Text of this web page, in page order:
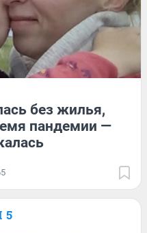
без жилья,
пандемии —
5